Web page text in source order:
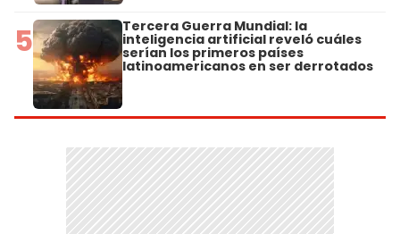
5 Tercera Guerra Mundial: la
inteligencia artificial reveló cuáles
serían los primeros países
latinoamericanos en ser derrotados